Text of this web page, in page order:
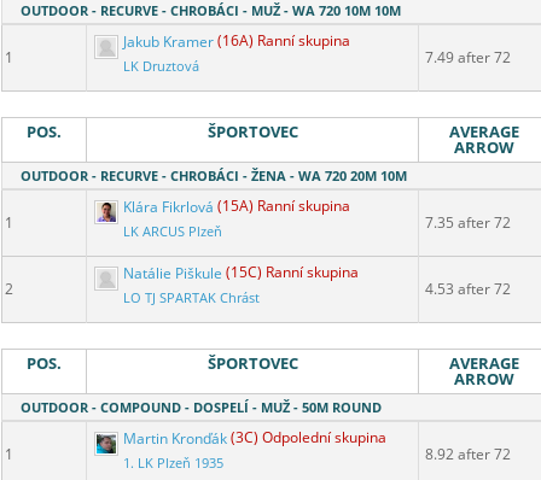
OUTDOOR - RECURVE - CHROBÁCI - MUŽ - WA 720 10M 10M
1
Jakub Kramer(16A) Ranní skupina
LK Druztová 7.49 after 72
POS. ŠPORTOVEC AVERAGE
ARROW
OUTDOOR - RECURVE - CHROBÁCI - ŽENA - WA 720 20M 10M
1
Klára Fikrlová (15A) Ranní skupina
LK ARCUS Plzeň 7.35 after 72
2
Natálie Piškule (15C) Ranní skupina
LO TJ SPARTAK Chrást 4.53 after 72
POS. ŠPORTOVEC AVERAGE
ARROW
OUTDOOR - COMPOUND - DOSPELÍ - MUŽ - 50M ROUND
1
Martin Kronďák(3C) Odpolední skupina
1. LK Plzeň 1935 8.92 after 72